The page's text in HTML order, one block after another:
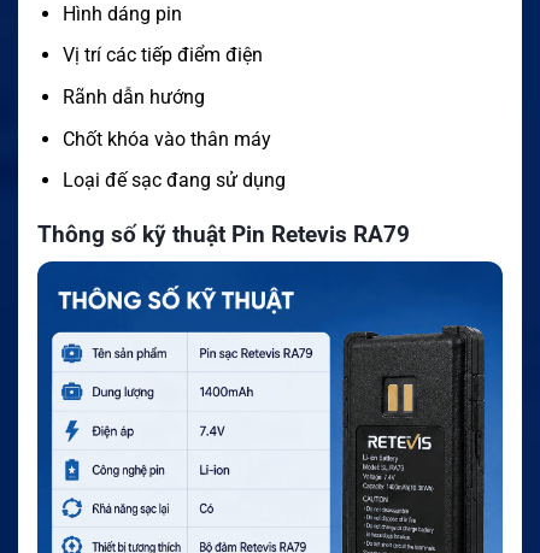
Hình dáng pin
Vị trí các tiếp điểm điện
Rãnh dẫn hướng
Chốt khóa vào thân máy
Loại đế sạc đang sử dụng
Thông số kỹ thuật Pin Retevis RA79